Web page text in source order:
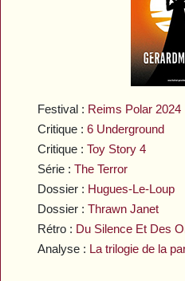
Festival : Reims Polar 2024
Critique :6 Underground
Critique :Toy Story 4
Série :The Terror
Dossier : Hugues-Le-Loup
Dossier :Thrawn Janet
Rétro : Du Silence Et Des
Analyse : La trilogie de la